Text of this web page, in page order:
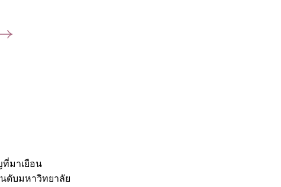
มาเยือน
ดับมหาวิทยาลัย